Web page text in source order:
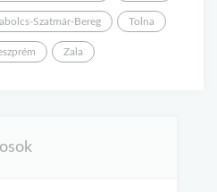
Szatmár-Bereg Tolna
Zala